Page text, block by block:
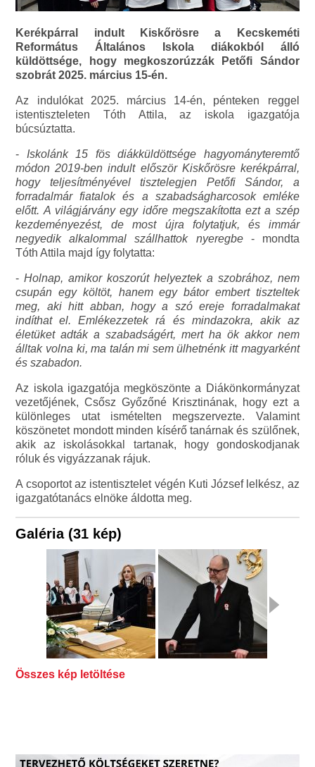
Kerékpárral indult Kiskőrösre a Kecskeméti
Református Általános Iskola diákokból álló
küldöttsége, hogy megkoszorúzzák Petőfi Sándor
szobrát 2025. március 15-én.
Az indulókat 2025. március 14-én, pénteken reggel
istentiszteleten Tóth Attila, az iskola igazgatója
búcsúztatta.
- Iskolánk 15 fös diákküldöttsége hagyományteremtő
módon 2019-ben indult először Kiskőrösre kerékpárral,
hogy teljesítményével tisztelegjen Petőfi Sándor, a
forradalmár fiatalok és a szabadságharcosok emléke
előtt. A világjárvány egy időre megszakította ezt a szép
kezdeményezést, de most újra folytatjuk, és immár
negyedik alkalommal szállhattok nyeregbe- mondta
Tóth Attila majd így folytatta:
-Holnap, amikor koszorút helyeztek a szobrához, nem
csupán egy költöt, hanem egy bátor embert tiszteltek
meg, aki hitt abban, hogy a szó ereje forradalmakat
indíthat el. Emlékezzetek rá és mindazokra, akik az
életüket adták a szabadságért, mert ha ök akkor nem
álltak volna ki, ma talán mi sem ülhetnénk itt magyarként
és szabadon.
Az iskola igazgatója megköszönte a Diákönkormányzat
vezetőjének, Csősz Győzőné Krisztinának, hogy ezt a
különleges utat ismételten megszervezte. Valamint
köszönetet mondott minden kísérő tanárnak és szülőnek,
akik az iskolásokkal tartanak, hogy gondoskodjanak
róluk és vigyázzanak rájuk.
A csoportot az istentisztelet végén Kuti József lelkész, az
igazgatótanács elnöke áldotta meg.
Galéria (31 kép)
Összes kép letöltése